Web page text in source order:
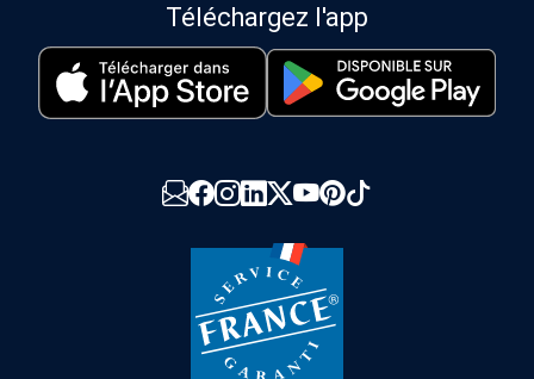
Téléchargez l'app